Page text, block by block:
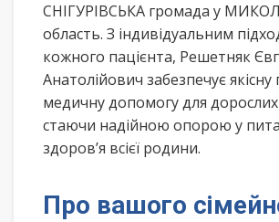
СНІГУРІВСЬКА громада у
область. З індивідуальним
кожного пацієнта, Решетняк
Анатолійович забезпечує
медичну допомогу для дорослих
стаючи надійною опорою у
здоров’я всієї родини.
Про вашого